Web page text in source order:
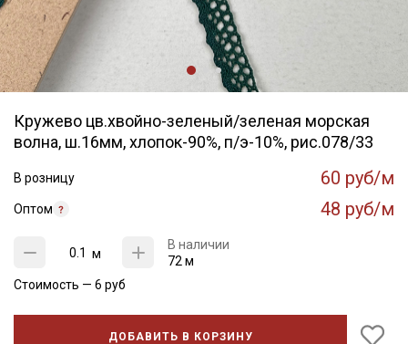
Кружево цв.хвойно-зеленый/зеленая морская
волна, ш.16мм, хлопок-90%, п/э-10%, рис.078/33
В розницу 60 руб/м
Оптом 48 руб/м
м
В наличии
72 м
Стоимость — 6 руб
ДОБАВИТЬ В КОРЗИНУ